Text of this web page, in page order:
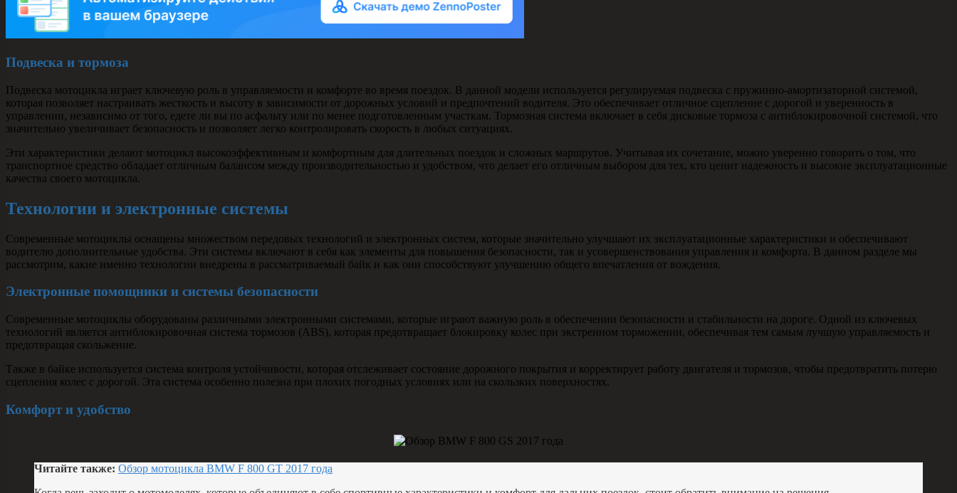
Подвеска и тормоза
Подвеска мотоцикла играет ключевую роль в управляемости и комфорте во время поездок. В данной модели используется регулируемая подвеска с пружинно-амортизаторной системой,
которая позволяет настраивать жесткость и высоту в зависимости от дорожных условий и предпочтений водителя. Это обеспечивает отличное сцепление с дорогой и уверенность в
управлении, независимо от того, едете ли вы по асфальту или по менее подготовленным участкам. Тормозная система включает в себя дисковые тормоза с антиблокировочной системой, что
значительно увеличивает безопасность и позволяет легко контролировать скорость в любых ситуациях.
Эти характеристики делают мотоцикл высокоэффективным и комфортным для длительных поездок и сложных маршрутов. Учитывая их сочетание, можно уверенно говорить о том, что
транспортное средство обладает отличным балансом между производительностью и удобством, что делает его отличным выбором для тех, кто ценит надежность и высокие эксплуатационные
качества своего мотоцикла.
Технологии и электронные системы
Современные мотоциклы оснащены множеством передовых технологий и электронных систем, которые значительно улучшают их эксплуатационные характеристики и обеспечивают
водителю дополнительные удобства. Эти системы включают в себя как элементы для повышения безопасности, так и усовершенствования управления и комфорта. В данном разделе мы
рассмотрим, какие именно технологии внедрены в рассматриваемый байк и как они способствуют улучшению общего впечатления от вождения.
Электронные помощники и системы безопасности
Современные мотоциклы оборудованы различными электронными системами, которые играют важную роль в обеспечении безопасности и стабильности на дороге. Одной из ключевых
технологий является антиблокировочная система тормозов (ABS), которая предотвращает блокировку колес при экстренном торможении, обеспечивая тем самым лучшую управляемость и
предотвращая скольжение.
Также в байке используется система контроля устойчивости, которая отслеживает состояние дорожного покрытия и корректирует работу двигателя и тормозов, чтобы предотвратить потерю
сцепления колес с дорогой. Эта система особенно полезна при плохих погодных условиях или на скользких поверхностях.
Комфорт и удобство
Читайте также: Обзор мотоцикла BMW F 800 GT 2017 года